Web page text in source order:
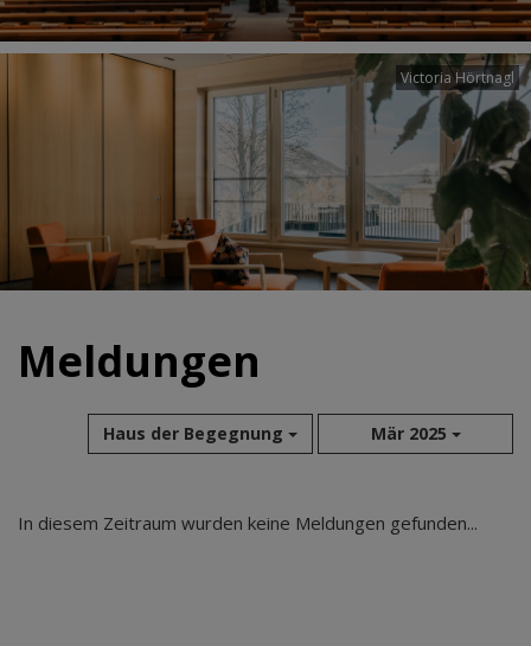
Victoria Hörtnagl
Meldungen
Haus der Begegnung Mär 2025
Aug 2026
In diesem Zeitraum wurden keine Meldungen gefunden...